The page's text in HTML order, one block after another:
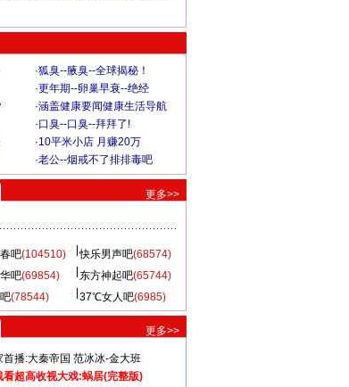
·狐臭--腋臭--全球揭秘！
·更年期--卵巢早衰--绝经
·涵盖健康要闻健康生活导航
·口臭--口臭--拜拜了!
·10平米小店 月赚20万
·老公--烟戒不了排排毒吧
更多>>
吧(104510) 快乐男声吧(68574)
吧(69854) 东方神起吧(65744)
(78544) 37℃女人吧(6985)
更多>>
首播:大秦帝国 范冰冰-金大班
看超高收视大戏:蜗居(完整版)